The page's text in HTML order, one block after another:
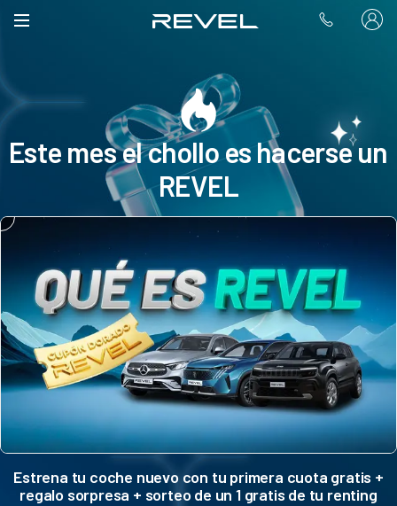
Este mes el chollo es hacerse un
REVEL
Estrena tu coche nuevo con tu primera cuota gratis +
regalo sorpresa + sorteo de un 1 gratis de tu renting